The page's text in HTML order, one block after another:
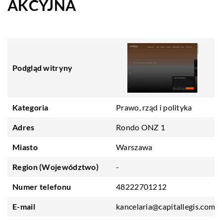
AKCYJNA
Podgląd witryny
Kategoria Prawo, rząd i polityka
Adres Rondo ONZ 1
Miasto Warszawa
Region (Województwo) -
Numer telefonu 48222701212
E-mail kancelaria@capitallegis.com